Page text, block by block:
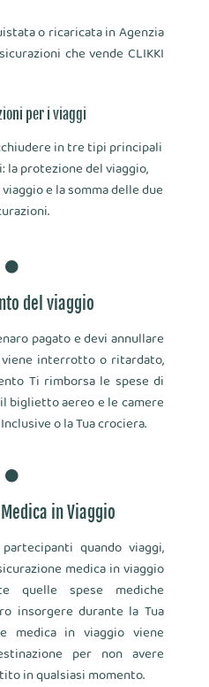
o ricaricata in Agenzia
che vende CLIKKI
per i viaggi
in tre tipi principali
la protezione del viaggio,
e la somma delle due
del viaggio
pagato e devi annullare
interrotto o ritardato,
Ti rimborsa le spese di
biglietto aereo e le camere
o la Tua crociera.
in Viaggio
quando viaggi,
medica in viaggio
spese mediche
insorgere durante la Tua
medica in viaggio viene
per non avere
in qualsiasi momento.